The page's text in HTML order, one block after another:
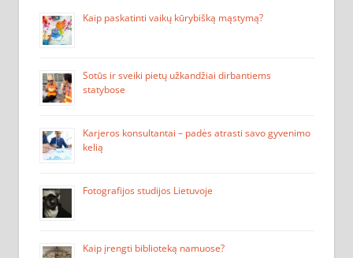
Kaip paskatinti vaikų kūrybišką mąstymą?
Sotūs ir sveiki pietų užkandžiai dirbantiems
statybose
Karjeros konsultantai – padės atrasti savo gyvenimo
kelią
Fotografijos studijos Lietuvoje
Kaip įrengti biblioteką namuose?